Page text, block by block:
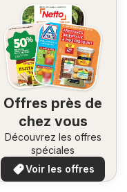
Offres près de
chez vous
Découvrez les offres
spéciales
Voir les offres